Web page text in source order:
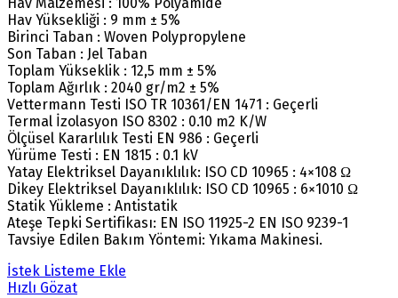
Hav Yüksekliği : 9 mm ± 5%
Birinci Taban : Woven Polypropylene
Son Taban : Jel Taban
Toplam Yükseklik : 12,5 mm ± 5%
Toplam Ağırlık : 2040 gr/m2 ± 5%
Vettermann Testi ISO TR 10361/EN 1471 : Geçerli
Termal İzolasyon ISO 8302 : 0.10 m2 K/W
Ölçüsel Kararlılık Testi EN 986 : Geçerli
Yürüme Testi : EN 1815 : 0.1 kV
Yatay Elektriksel Dayanıklılık: ISO CD 10965 : 4×108 Ω
Dikey Elektriksel Dayanıklılık: ISO CD 10965 : 6×1010 Ω
Statik Yükleme : Antistatik
Ateşe Tepki Sertifikası: EN ISO 11925-2 EN ISO 9239-1
Tavsiye Edilen Bakım Yöntemi: Yıkama Makinesi.
İstek Listeme Ekle
Hızlı Gözat